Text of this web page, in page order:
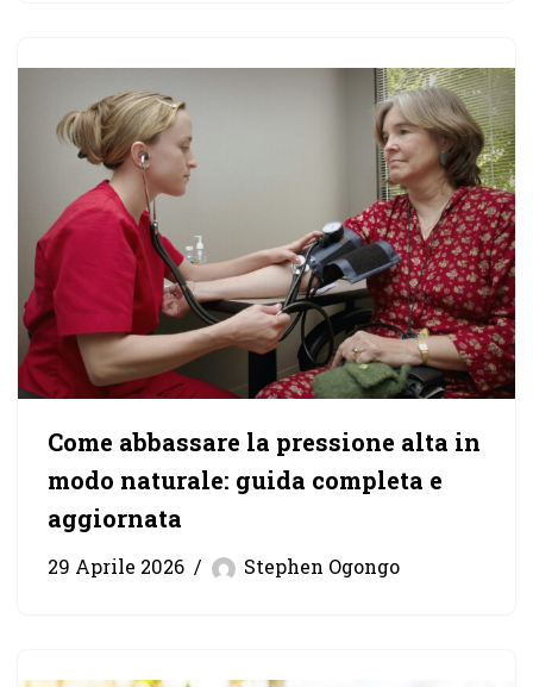
Come abbassare la pressione alta in
modo naturale: guida completa e
aggiornata
29 Aprile 2026 Stephen Ogongo